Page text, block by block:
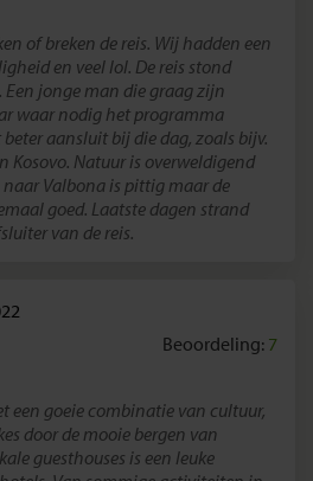
of breken de reis. Wij hadden een
en veel lol. De reis stond
jonge man die graag zijn
waar nodig het programma
aansluit bij die dag, zoals bijv.
Kosovo. Natuur is overweldigend
Valbona is pittig maar de
goed. Laatste dagen strand
van de reis.
Beoordeling: 7
een goeie combinatie van cultuur,
door de mooie bergen van
guesthouses is een leuke